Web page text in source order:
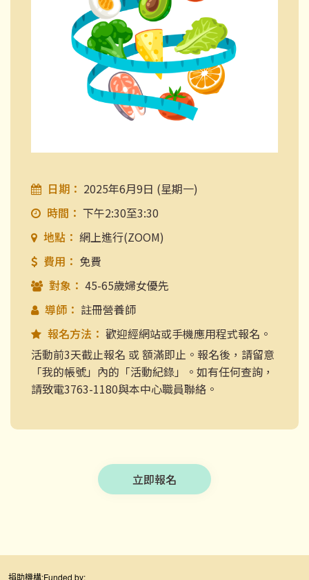
日期： 2025年6月9日 (星期一)
時間： 下午2:30至3:30
地點： 網上進行(ZOOM)
費用： 免費
對象： 45-65歲婦女優先
導師： 註冊營養師
報名方法： 歡迎經網站或手機應用程式報名。
活動前3天截止報名 或 額滿即止。報名後，請留意
「我的帳號」內的「活動紀錄」。如有任何查詢，
請致電3763-1180與本中心職員聯絡。
立即報名
捐助機構:Funded by: